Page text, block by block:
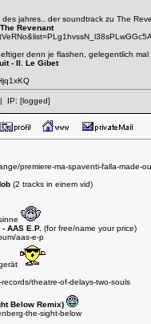
jahres.. der soundtrack zu The
Revenant
denn je flashen, gelegentlich
- II. Le Gibet
| IP: [logged]
premiere-ma-spaventi-falla-made-
(2 tracks in einem vid)
AAS E.P. (for free/name your price)
aas-e-p
theatre-of-delays-two-souls
Below Remix)
the-sight-below